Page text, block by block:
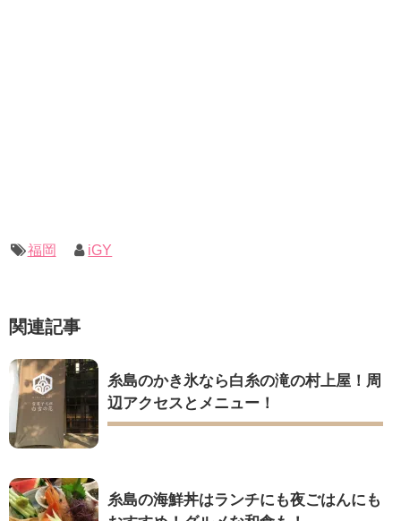
福岡 iGY
関連記事
糸島のかき氷なら白糸の滝の村上屋！周
辺アクセスとメニュー！
糸島の海鮮丼はランチにも夜ごはんにも